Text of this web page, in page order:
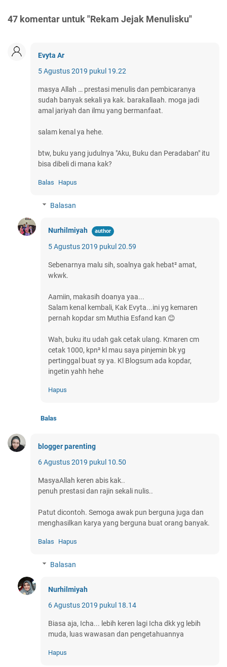
47 komentar untuk "Rekam Jejak Menulisku"
Evyta Ar
5 Agustus 2019 pukul 19.22
masya Allah … prestasi menulis dan pembicaranya
sudah banyak sekali ya kak. barakallaah. moga jadi
amal jariyah dan ilmu yang bermanfaat.
salam kenal ya hehe.
btw, buku yang judulnya "Aku, Buku dan Peradaban" itu
bisa dibeli di mana kak?
Balas Hapus
Balasan
Nurhilmiyah
5 Agustus 2019 pukul 20.59
Sebenarnya malu sih, soalnya gak hebat² amat,
wkwk.
Aamiin, makasih doanya yaa...
Salam kenal kembali, Kak Evyta...ini yg kemaren
pernah kopdar sm Muthia Esfand kan 😊
Wah, buku itu udah gak cetak ulang. Kmaren cm
cetak 1000, kpn² kl mau saya pinjemin bk yg
pertinggal buat sy ya. Kl Blogsum ada kopdar,
ingetin yahh hehe
Hapus
Balas
blogger parenting
6 Agustus 2019 pukul 10.50
MasyaAllah keren abis kak..
penuh prestasi dan rajin sekali nulis..
Patut dicontoh. Semoga awak pun berguna juga dan
menghasilkan karya yang berguna buat orang banyak.
Balas Hapus
Balasan
Nurhilmiyah
6 Agustus 2019 pukul 18.14
Biasa aja, Icha... lebih keren lagi Icha dkk yg lebih
muda, luas wawasan dan pengetahuannya
Hapus